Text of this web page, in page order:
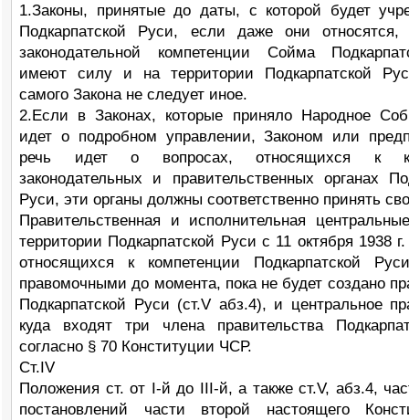
1.Законы, принятые до даты, с которой будет
Подкарпатской Руси, если даже они
законодательной компетенции Сойма
имеют силу и на территории Подкарпатской
самого Закона не следует иное.
2.Если в Законах, которые приняло Народное
идет о подробном управлении, Законом или
речь идет о вопросах, относящихся к
законодательных и правительственных органах
Руси, эти органы должны соответственно принять
Правительственная и исполнительная
территории Подкарпатской Руси с 11 октября 1938
относящихся к компетенции Подкарпатской
правомочными до момента, пока не будет создано
Подкарпатской Руси (ст.V абз.4), и центральное
куда входят три члена правительства
согласно § 70 Конституции ЧСР.
Ст.IV
Положения ст. от І-й до ІІІ-й, а также ст.V, абз.4,
постановлений части второй настоящего